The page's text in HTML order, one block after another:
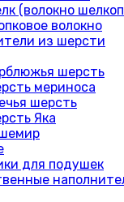
(волокно
волокно
из шерсти
шерсть
мериноса
шерсть
Яка
для подушек